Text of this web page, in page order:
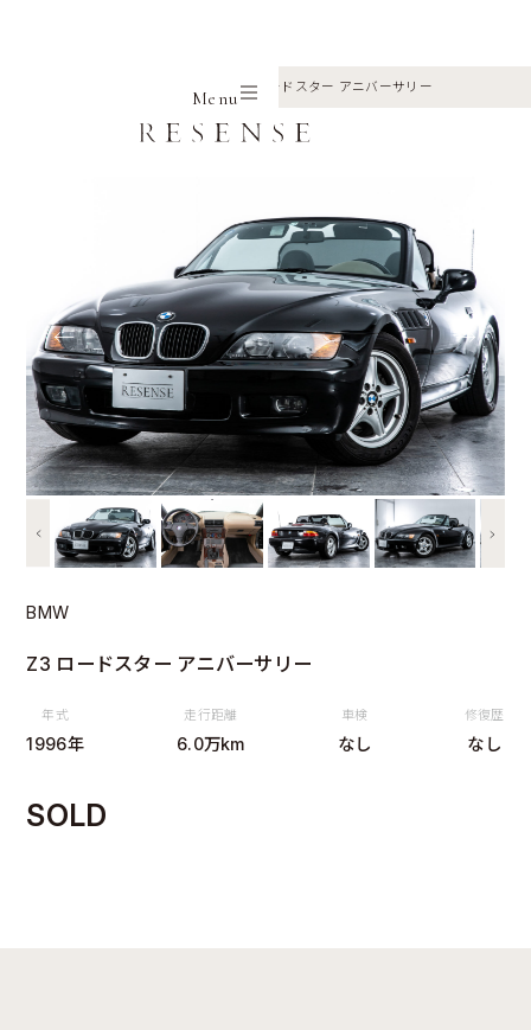
Menu
Z3 ロードスター アニバーサリー
← →
BMW
Z3 ロードスター アニバーサリー
年式
1996年
走行距離
6.0万km
車検
なし
修復歴
なし
SOLD